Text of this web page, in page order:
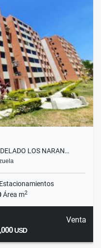
LOS NARAN…
Estacionamientos
Área m2
Venta
USD